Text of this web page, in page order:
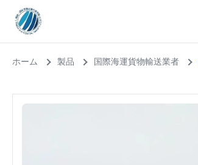
ホーム 製品 国際海運貨物輸送業者